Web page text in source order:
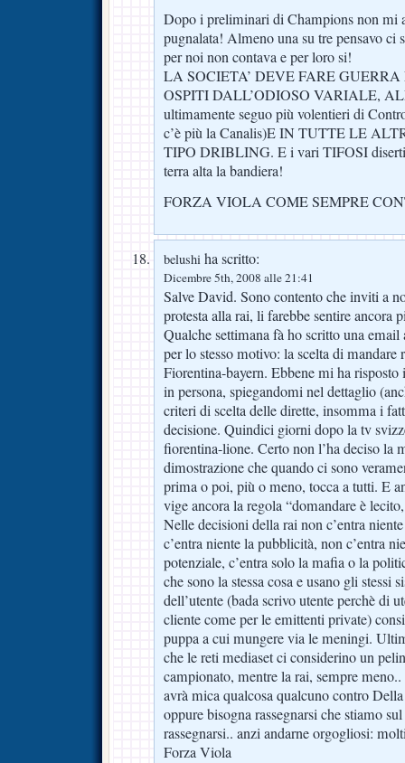
Dopo i preliminari di Champions non mi
pugnalata! Almeno una su tre pensavo ci
per noi non contava e per loro si!
LA SOCIETA’ DEVE FARE
OSPITI DALL’ODIOSO VARIALE,
ultimamente seguo più volentieri di
c’è più la Canalis)E IN TUTTE LE
TIPO DRIBLING. E i vari TIFOSI
terra alta la bandiera!
FORZA VIOLA COME SEMPRE
belushi ha scritto:
Dicembre 5th, 2008 alle 21:41
Salve David. Sono contento che inviti a
protesta alla rai, li farebbe sentire ancora
Qualche settimana fà ho scritto una
per lo stesso motivo: la scelta di mandare
Fiorentina-bayern. Ebbene mi ha
in persona, spiegandomi nel dettaglio
criteri di scelta delle dirette, insomma i
decisione. Quindici giorni dopo la tv
fiorentina-lione. Certo non l’ha deciso la
dimostrazione che quando ci sono
prima o poi, più o meno, tocca a tutti. E
vige ancora la regola “domandare è
Nelle decisioni della rai non c’entra
c’entra niente la pubblicità, non c’entra
potenziale, c’entra solo la mafia o la
che sono la stessa cosa e usano gli stessi
dell’utente (bada scrivo utente perchè di
cliente come per le emittenti private)
puppa a cui mungere via le meningi.
che le reti mediaset ci considerino un
campionato, mentre la rai, sempre
avrà mica qualcosa qualcuno contro
oppure bisogna rassegnarsi che stiamo
rassegnarsi.. anzi andarne orgogliosi:
Forza Viola